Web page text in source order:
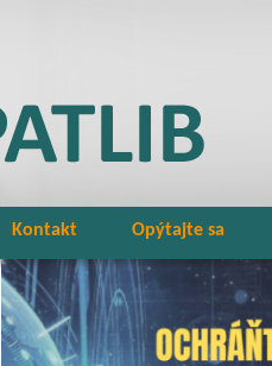
Kontakt Opýtajte sa